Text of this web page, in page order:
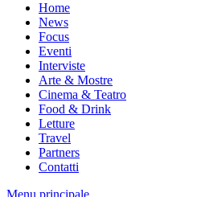
Home
News
Focus
Eventi
Interviste
Arte & Mostre
Cinema & Teatro
Food & Drink
Letture
Travel
Partners
Contatti
Menu principale